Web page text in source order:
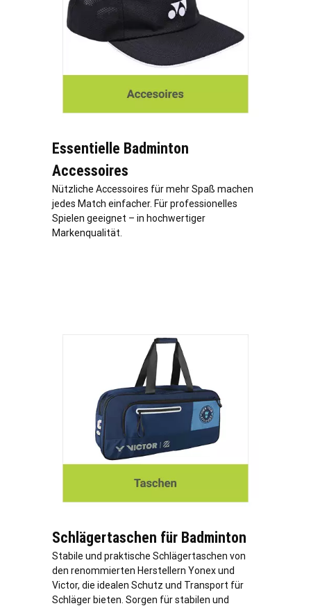
Essentielle Badminton
Accessoires
Nützliche Accessoires für mehr Spaß machen
jedes Match einfacher. Für professionelles
Spielen geeignet – in hochwertiger
Markenqualität.
Schlägertaschen für Badminton
Stabile und praktische Schlägertaschen von
den renommierten Herstellern Yonex und
Victor, die idealen Schutz und Transport für
Schläger bieten. Sorgen für stabilen und